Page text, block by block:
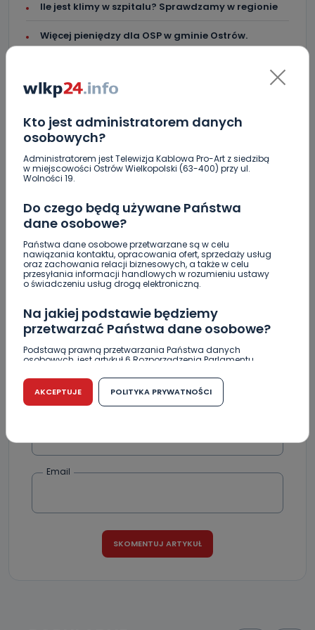
Kto jest administratorem danych
osobowych?
Administratorem jest Telewizja Kablowa Pro-Art z siedzibą
w miejscowości Ostrów Wielkopolski (63-400) przy ul.
Wolności 19.
Do czego będą używane Państwa
dane osobowe?
Państwa dane osobowe przetwarzane są w celu
nawiązania kontaktu, opracowania ofert, sprzedaży usług
oraz zachowania relacji biznesowych, a także w celu
przesyłania informacji handlowych w rozumieniu ustawy
o świadczeniu usług drogą elektroniczną.
Na jakiej podstawie będziemy
przetwarzać Państwa dane osobowe?
Podstawą prawną przetwarzania Państwa danych
osobowych, jest artykuł 6 Rozporządzenia Parlamentu
r. w sprawie ochrony osób fizycznych w związku z
przetwarzaniem danych osobowych w sprawie
swobodnego przepływu takich danych oraz uchylenia
dyrektywy 95/46/WE (RODO).
Czy jest możliwość cofnięcia zgody?
Podanie danych osobowych jest dobrowolne, nie jest
wymogiem ustawowym lub umownym oraz nie stanowi
warunku zawarcia umowy. Cofnięcie zgody jest możliwe
dokonać w dowolny, wybrany sposób (e-mail, poczta
Kablowej Pro-Art z siedzibą w miejscowości Ostrów
Wielkopolski (63-400) przy ul. Wolności 19.
AKCEPTUJE POLITYKA PRYWATNOŚCI
Ile jest klimy w szpitalu? Sprawdzamy w regionie
Więcej pieniędzy dla OSP w gminie Ostrów.
Skomentuj ten wpis jako pierwszy!
DOŁĄCZ DO DYSKUSJI
Wiadomość
Email